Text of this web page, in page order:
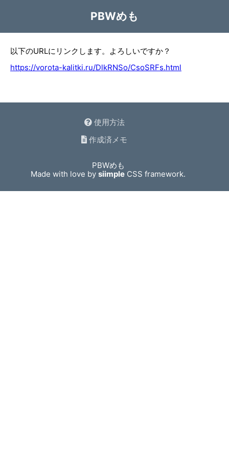
PBWめも
以下のURLにリンクします。よろしいですか？
https://vorota-kalitki.ru/DlkRNSo/CsoSRFs.html
使用方法
作成済メモ
PBWめも
Made with love bysiimple CSS framework.